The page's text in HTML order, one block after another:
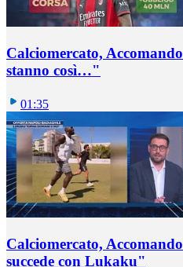
Calciomercato,
stanno così…"
01:35
Calciomercato,
succede con Lukaku"